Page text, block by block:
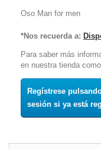
Oso Man for men
*Nos recuerda a:
Para saber más
en nuestra tienda
Regístrese
sesión si ya está